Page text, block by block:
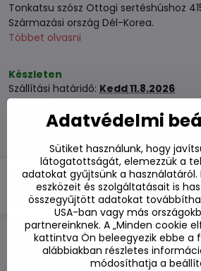
Tonkatsu szósz Ottogi sertéshúshoz
Származási ország Dél-Korea.
Többet olvasni
Készleten
Szállítási határidő: Kedd11.8.2026
1110 Ft
ÁFA nélkül
Hozzáadás a kedvencekhez
Hozzáadás a listához
Adatvédelmi
Sütiket használunk, hogy
látogatottságát, elemezzük a
adatokat gyűjtsünk a használatáról.
eszközeit és szolgáltatásait is
összegyűjtött adatokat
USA-ban vagy más
partnereinknek. A „Minden cookie
kattintva Ön beleegyezik ebbe a
alábbiakban részletes
módosíthatja a